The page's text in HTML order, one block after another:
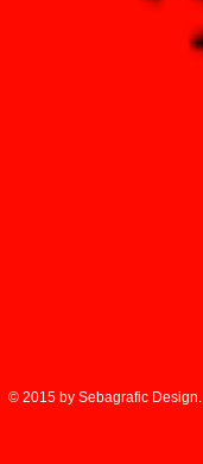
© 2015 by Sebagrafic Design.